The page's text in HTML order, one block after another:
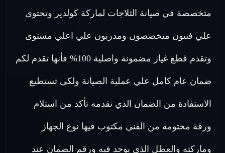
متخصصة في صيانة الثلاجات لماركة كولدير وتحتوى
علي فنيون متخصصون ومدربون علي اعلي مستوى
وتقدم قطع غيار مضمونة واصلية 100% فأنها تقدم لكم
ضمان عام كامل علي عملية الصيانة ولكى تستطيع
الاستفادة من الضمان الذي نقدمه تأكد من استلام
ورقة مختومة من الفني مكتوب فيها نوع الجهاز
وماركته والعطل الذي يوجد فيه ورقم الضمان عند